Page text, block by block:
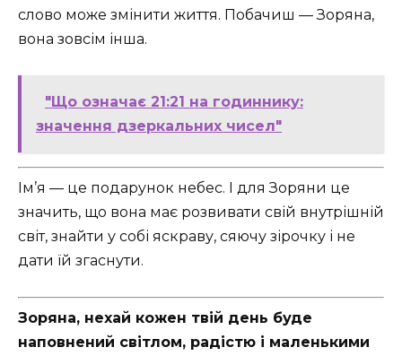
слово може змінити життя. Побачиш — Зоряна,
вона зовсім інша.
"Що означає 21:21 на годиннику:
значення дзеркальних чисел"
Ім’я — це подарунок небес. І для Зоряни це
значить, що вона має розвивати свій внутрішній
світ, знайти у собі яскраву, сяючу зірочку і не
дати їй згаснути.
Зоряна, нехай кожен твій день буде
наповнений світлом, радістю і маленькими